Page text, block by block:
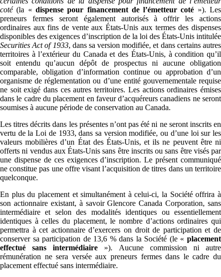
coté(la « dispense pour financement de l’émetteur coté »). Les
preneurs fermes seront également autorisés à offrir les actions
ordinaires aux fins de vente aux États-Unis aux termes des dispenses
disponibles des exigences d’inscription de la loi des États-Unis intitulée
Securities Act of 1933, dans sa version modifiée, et dans certains autres
territoires à l’extérieur du Canada et des États-Unis, à condition qu’il
soit entendu qu’aucun dépôt de prospectus ni aucune obligation
comparable, obligation d’information continue ou approbation d’un
organisme de réglementation ou d’une entité gouvernementale requise
ne soit exigé dans ces autres territoires. Les actions ordinaires émises
dans le cadre du placement en faveur d’acquéreurs canadiens ne seront
soumises à aucune période de conservation au Canada.
Les titres décrits dans les présentes n’ont pas été ni ne seront inscrits en
vertu de la Loi de 1933, dans sa version modifiée, ou d’une loi sur les
valeurs mobilières d’un État des États-Unis, et ils ne peuvent être ni
offerts ni vendus aux États-Unis sans être inscrits ou sans être visés par
une dispense de ces exigences d’inscription. Le présent communiqué
ne constitue pas une offre visant l’acquisition de titres dans un territoire
quelconque.
En plus du placement et simultanément à celui-ci, la Société offrira à
son actionnaire existant, à savoir Glencore Canada Corporation, sans
intermédiaire et selon des modalités identiques ou essentiellement
identiques à celles du placement, le nombre d’actions ordinaires qui
permettra à cet actionnaire d’exercers on droit de participation et de
conserver sa participation de 13,6 % dans la Société (le « placement
effectué sans intermédiaire »). Aucune commission ni autre
rémunération ne sera versée aux preneurs fermes dans le cadre du
placement effectué sans intermédiaire.